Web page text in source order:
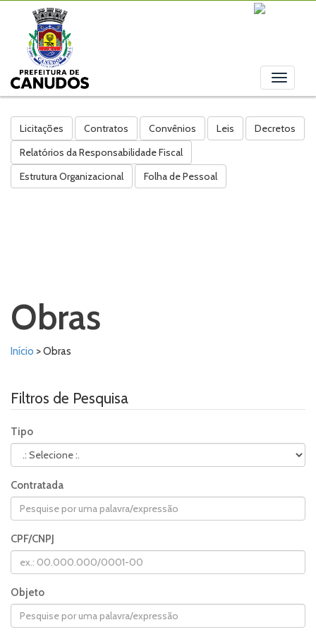
Toggle
Licitações Contratos Convênios Leis
Decretos
Relatórios da Responsabilidade Fiscal
Estrutura Organizacional
Folha de Pessoal
Obras
Início > Obras
Filtros de Pesquisa
Tipo
Contratada
CPF/CNPJ
Objeto